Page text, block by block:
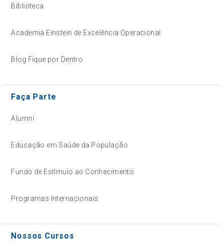
Biblioteca
Academia Einstein de Excelência Operacional
Blog Fique por Dentro
Faça Parte
Alumni
Educação em Saúde da População
Fundo de Estímulo ao Conhecimento
Programas Internacionais
Nossos Cursos